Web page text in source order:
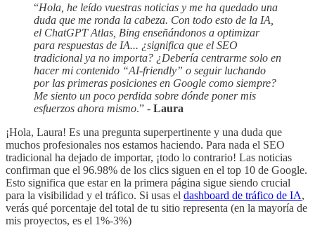
“Hola, he leído vuestras noticias y me ha quedado una
duda que me ronda la cabeza. Con todo esto de la IA,
el ChatGPT Atlas, Bing enseñándonos a optimizar
para respuestas de IA... ¿significa que el SEO
tradicional ya no importa? ¿Debería centrarme solo en
hacer mi contenido “AI-friendly” o seguir luchando
por las primeras posiciones en Google como siempre?
Me siento un poco perdida sobre dónde poner mis
esfuerzos ahora mismo.” - Laura
¡Hola, Laura! Es una pregunta superpertinente y una duda que
muchos profesionales nos estamos haciendo. Para nada el SEO
tradicional ha dejado de importar, ¡todo lo contrario! Las noticias
confirman que el 96.98% de los clics siguen en el top 10 de Google.
Esto significa que estar en la primera página sigue siendo crucial
para la visibilidad y el tráfico. Si usas el dashboard de tráfico de IA,
verás qué porcentaje del total de tu sitio representa (en la mayoría de
mis proyectos, es el 1%-3%)